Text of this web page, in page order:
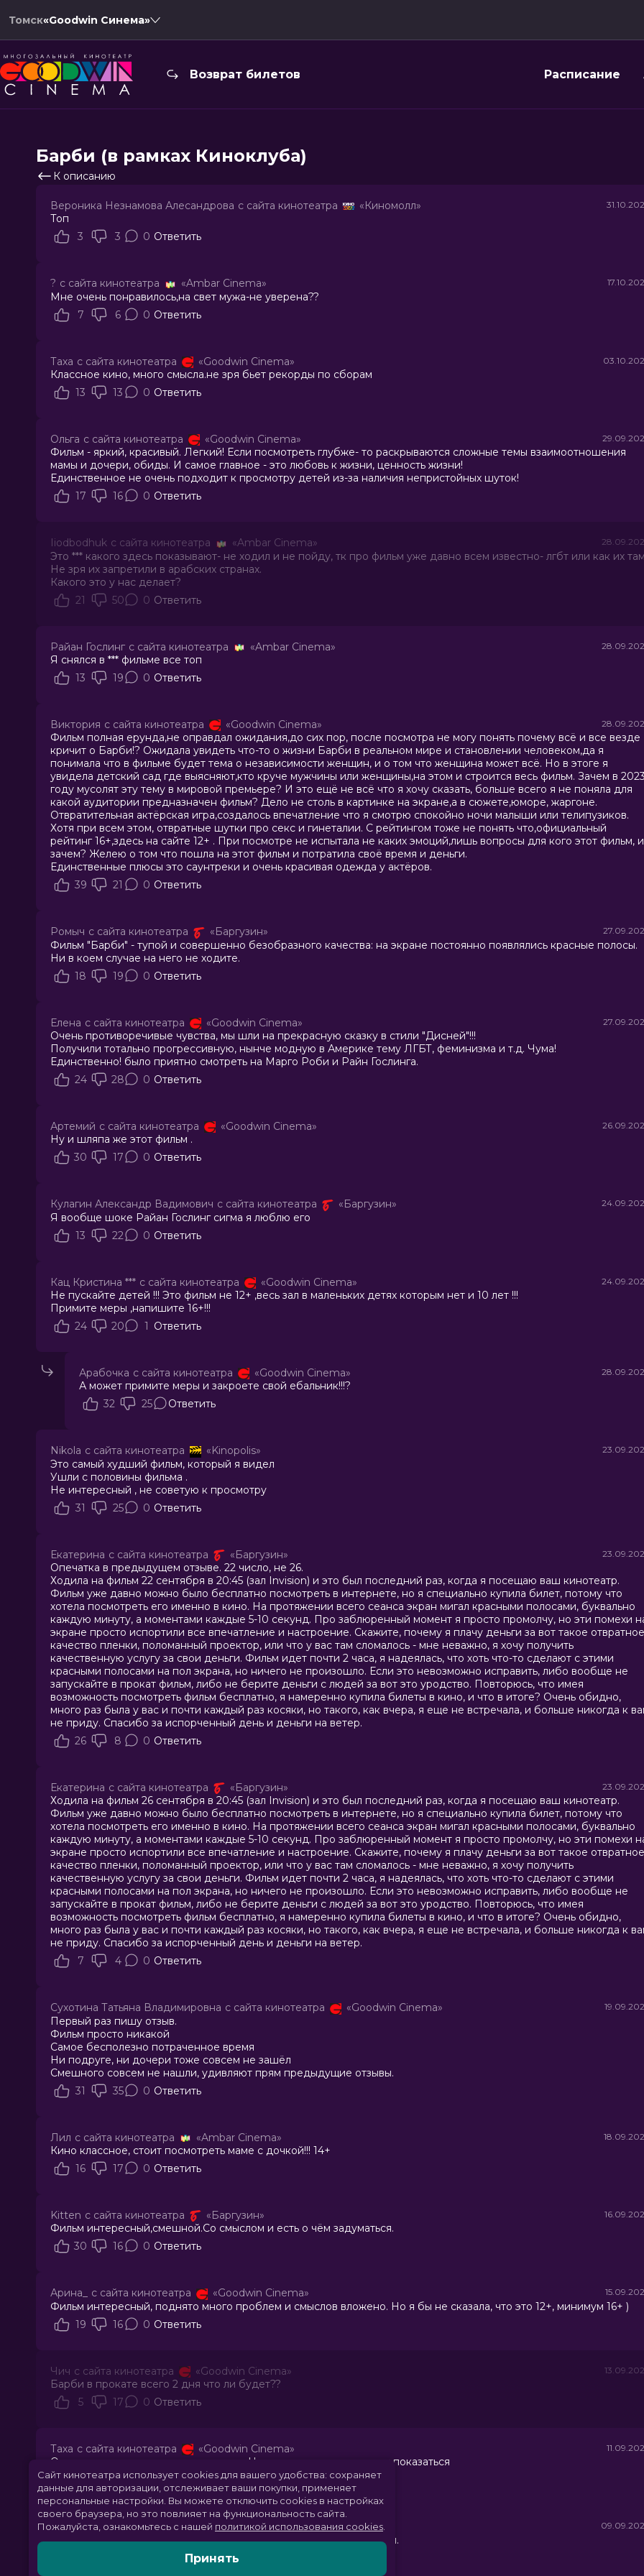
Томск«Goodwin Синема»
Возврат билетов Расписание
Барби (в рамках Киноклуба)
К описанию
Вероника Незнамова Алесандрова с сайта кинотеатра «Киномолл»
Топ
3
3 0 Ответить
? с сайта кинотеатра «Ambar Cinema»
Мне очень понравилось,на свет мужа-не уверена??
7
6 0 Ответить
Таха с сайта кинотеатра «Goodwin Cinema»
Классное кино, много смысла.не зря бьет рекорды по сборам
13
13 0 Ответить
Ольга с сайта кинотеатра «Goodwin Cinema»
Фильм - яркий, красивый. Легкий! Если посмотреть глубже- то раскрываются сложные темы взаимоотношения
мамы и дочери, обиды. И самое главное - это любовь к жизни, ценность жизни!
Единственное не очень подходит к просмотру детей из-за наличия непристойных шуток!
17
16 0 Ответить
Iiodbodhuk с сайта кинотеатра «Ambar Cinema»
Это *** какого здесь показывают- не ходил и не пойду, тк про фильм уже давно всем известно- лгбт или как их
Не зря их запретили в арабских странах.
Какого это у нас делает?
21
50 0 Ответить
Райан Гослинг с сайта кинотеатра «Ambar Cinema»
Я снялся в *** фильме все топ
13
19 0 Ответить
Виктория с сайта кинотеатра «Goodwin Cinema»
Фильм полная ерунда,не оправдал ожидания,до сих пор, после посмотра не могу понять почему всё и все везде
кричит о Барби!? Ожидала увидеть что-то о жизни Барби в реальном мире и становлении человеком,да я
понимала что в фильме будет тема о независимости женщин, и о том что женщина может всё. Но в этоге я
увидела детский сад где выясняют,кто круче мужчины или женщины,на этом и строится весь фильм. Зачем в 2023
году мусолят эту тему в мировой премьере? И это ещё не всё что я хочу сказать, больше всего я не поняла для
какой аудитории предназначен фильм? Дело не столь в картинке на экране,а в сюжете,юморе, жаргоне.
Отвратительная актёрская игра,создалось впечатление что я смотрю спокойно ночи малыши или телипузиков.
Хотя при всем этом, отвратные шутки про секс и гинеталии. С рейтингом тоже не понять что,официальный
рейтинг 16+,здесь на сайте 12+ . При посмотре не испытала не каких эмоций,лишь вопросы для кого этот фильм, и
зачем? Желею о том что пошла на этот фильм и потратила своё время и деньги.
Единственные плюсы это саунтреки и очень красивая одежда у актёров.
39
21 0 Ответить
Ромыч с сайта кинотеатра «Баргузин»
Фильм "Барби" - тупой и совершенно безобразного качества: на экране постоянно появлялись красные полосы.
Ни в коем случае на него не ходите.
18
19 0 Ответить
Елена с сайта кинотеатра «Goodwin Cinema»
Очень противоречивые чувства, мы шли на прекрасную сказку в стили "Дисней"!!!
Получили тотально прогрессивную, нынче модную в Америке тему ЛГБТ, феминизма и т.д. Чума!
Единственно! было приятно смотреть на Марго Роби и Райн Гослинга.
24
28 0 Ответить
Артемий с сайта кинотеатра «Goodwin Cinema»
Ну и шляпа же этот фильм .
30
17 0 Ответить
Кулагин Александр Вадимович с сайта кинотеатра «Баргузин»
Я вообще шоке Райан Гослинг сигма я люблю его
13
22 0 Ответить
Кац Кристина *** с сайта кинотеатра «Goodwin Cinema»
Не пускайте детей !!! Это фильм не 12+ ,весь зал в маленьких детях которым нет и 10 лет !!!
Примите меры ,напишите 16+!!!
24
20 1 Ответить
Арабочка с сайта кинотеатра «Goodwin Cinema»
А может примите меры и закроете свой ебальник!!!?
32
25 Ответить
Nikola с сайта кинотеатра «Kinopolis»
Это самый худший фильм, который я видел
Ушли с половины фильма .
Не интересный , не советую к просмотру
31
25 0 Ответить
Екатерина с сайта кинотеатра «Баргузин»
Опечатка в предыдущем отзыве. 22 число, не 26.
Ходила на фильм 22 сентября в 20:45 (зал Invision) и это был последний раз, когда я посещаю ваш кинотеатр.
Фильм уже давно можно было бесплатно посмотреть в интернете, но я специально купила билет, потому что
хотела посмотреть его именно в кино. На протяжении всего сеанса экран мигал красными полосами, буквально
каждую минуту, а моментами каждые 5-10 секунд. Про заблюренный момент я просто промолчу, но эти помехи
экране просто испортили все впечатление и настроение. Скажите, почему я плачу деньги за вот такое отвратное
качество пленки, поломанный проектор, или что у вас там сломалось - мне неважно, я хочу получить
качественную услугу за свои деньги. Фильм идет почти 2 часа, я надеялась, что хоть что-то сделают с этими
красными полосами на пол экрана, но ничего не произошло. Если это невозможно исправить, либо вообще не
запускайте в прокат фильм, либо не берите деньги с людей за вот это уродство. Повторюсь, что имея
возможность посмотреть фильм бесплатно, я намеренно купила билеты в кино, и что в итоге? Очень обидно,
много раз была у вас и почти каждый раз косяки, но такого, как вчера, я еще не встречала, и больше никогда к
не приду. Спасибо за испорченный день и деньги на ветер.
26
8 0 Ответить
Екатерина с сайта кинотеатра «Баргузин»
Ходила на фильм 26 сентября в 20:45 (зал Invision) и это был последний раз, когда я посещаю ваш кинотеатр.
Фильм уже давно можно было бесплатно посмотреть в интернете, но я специально купила билет, потому что
хотела посмотреть его именно в кино. На протяжении всего сеанса экран мигал красными полосами, буквально
каждую минуту, а моментами каждые 5-10 секунд. Про заблюренный момент я просто промолчу, но эти помехи
экране просто испортили все впечатление и настроение. Скажите, почему я плачу деньги за вот такое отвратное
качество пленки, поломанный проектор, или что у вас там сломалось - мне неважно, я хочу получить
качественную услугу за свои деньги. Фильм идет почти 2 часа, я надеялась, что хоть что-то сделают с этими
красными полосами на пол экрана, но ничего не произошло. Если это невозможно исправить, либо вообще не
запускайте в прокат фильм, либо не берите деньги с людей за вот это уродство. Повторюсь, что имея
возможность посмотреть фильм бесплатно, я намеренно купила билеты в кино, и что в итоге? Очень обидно,
много раз была у вас и почти каждый раз косяки, но такого, как вчера, я еще не встречала, и больше никогда к
не приду. Спасибо за испорченный день и деньги на ветер.
7
4 0 Ответить
Сухотина Татьяна Владимировна с сайта кинотеатра «Goodwin Cinema»
Первый раз пишу отзыв.
Фильм просто никакой
Самое бесполезно потраченное время
Ни подруге, ни дочери тоже совсем не зашёл
Смешного совсем не нашли, удивляют прям предыдущие отзывы.
31
35 0 Ответить
Лил с сайта кинотеатра «Ambar Cinema»
Кино классное, стоит посмотреть маме с дочкой!!! 14+
16
17 0 Ответить
Kitten с сайта кинотеатра «Баргузин»
Фильм интересный,смешной.Со смыслом и есть о чём задуматься.
30
16 0 Ответить
Арина_ с сайта кинотеатра «Goodwin Cinema»
Фильм интересный, поднято много проблем и смыслов вложено. Но я бы не сказала, что это 12+, минимум 16+ )
19
16 0 Ответить
Чич с сайта кинотеатра «Goodwin Cinema»
Барби в прокате всего 2 дня что ли будет??
5
17 0 Ответить
Таха с сайта кинотеатра «Goodwin Cinema»
Очень хорошее кино, много смыслов. Не такое пустое как может показаться
24
22 0 Ответить
Kinoman с сайта кинотеатра «Баргузин»
Феминитивы, конечно, режут слух. В остальном фильм понравился.
Ответить
Сайт кинотеатра использует cookies для вашего удобства: сохраняет
данные для авторизации, отслеживает ваши покупки, применяет
персональные настройки. Вы можете отключить cookies в настройках
своего браузера, но это повлияет на функциональность сайта.
Пожалуйста, ознакомьтесь с нашей политикой использования cookies
Принять